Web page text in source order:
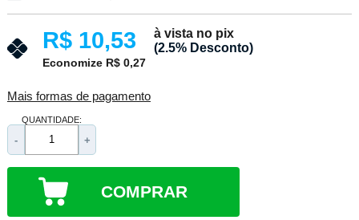
R$ 10,53
à vista no pix
(2.5% Desconto)
Economize R$ 0,27
Mais formas de pagamento
QUANTIDADE:
- +
COMPRAR